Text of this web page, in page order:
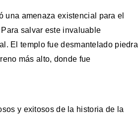
una amenaza existencial para el
salvar este invaluable
El templo fue desmantelado piedra
más alto, donde fue
y exitosos de la historia de la